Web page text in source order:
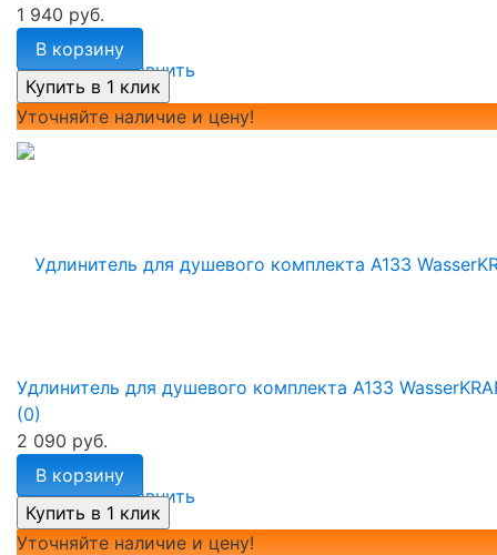
избранное сравнить
1 940 руб.
В корзину
Уточняйте наличие и цену!
избранное сравнить
Удлинитель для душевого комплекта A133
(0)
2 090 руб.
В корзину
Уточняйте наличие и цену!